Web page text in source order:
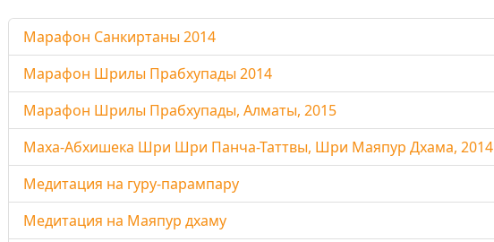
Марафон Санкиртаны 2014
Марафон Шрилы Прабхупады 2014
Марафон Шрилы Прабхупады, Алматы, 2015
Маха-Абхишека Шри Шри Панча-Таттвы, Шри Маяпур Дхама, 2014
Медитация на гуру-парампару
Медитация на Маяпур дхаму